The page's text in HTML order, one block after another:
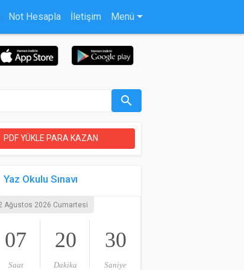
Not Hesapla İletişim Menü
search
YÜKLE PARA KAZAN
Yaz Okulu Sınavı
Ağustos 2026 Cumartesi
07
Saat
20
Dakika
29
Saniye